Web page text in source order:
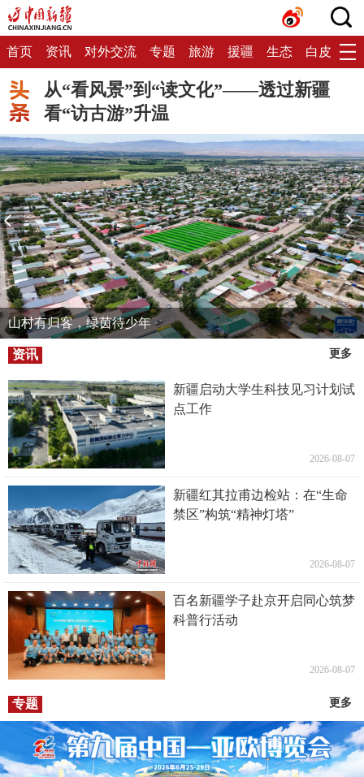
首页 资讯 对外交流 专题 旅游 援疆 生态 白皮书
从“看风景”到“读文化”——透过新疆
看“访古游”升温
山村有归客，绿茵待少年
资讯 更多
新疆启动大学生科技见习计划试
点工作
2026-08-07
新疆红其拉甫边检站：在“生命
禁区”构筑“精神灯塔”
2026-08-07
百名新疆学子赴京开启同心筑梦
科普行活动
2026-08-07
专题 更多